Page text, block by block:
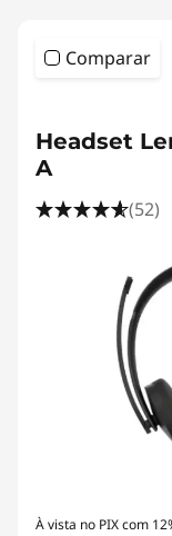
Comparar
Headset
A
(52)
À vista no PIX com